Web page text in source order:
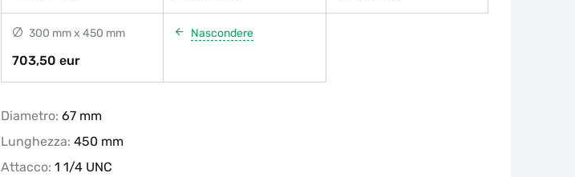
300 mm x 450 mm
703,50 eur
Nascondere
Diametro: 67 mm
Lunghezza: 450 mm
Attacco: 1 1/4 UNC